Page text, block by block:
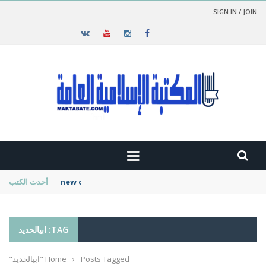
SIGN IN / JOIN
أحدث الكتب new cambridge history of islam
TAG: ابيالحديد
Home › Posts Tagged "ابيالحديد"